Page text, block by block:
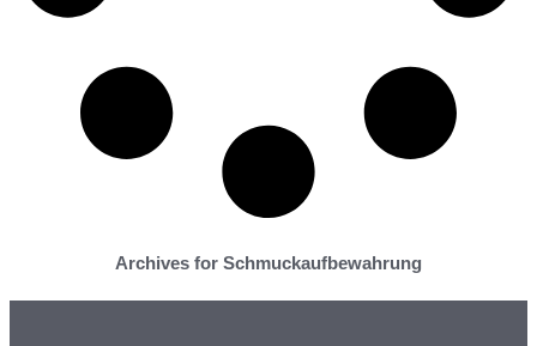
Archives for Schmuckaufbewahrung